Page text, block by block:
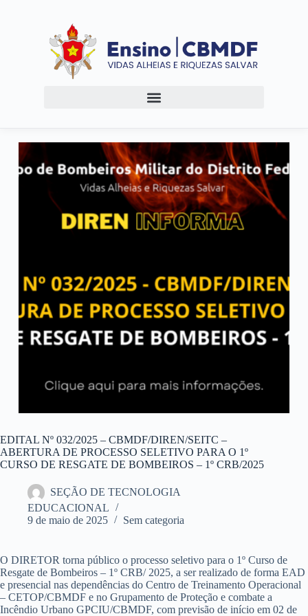
EDITAL Nº 032/2025 – CBMDF/DIREN/SEITC –
ABERTURA DE PROCESSO SELETIVO PARA O 1º
CURSO DE RESGATE DE BOMBEIROS – 1º CRB/2025
SEÇÃO DE TECNOLOGIA
EDUCACIONAL
9 de maio de 2025
Sem categoria
O DIRETOR torna público o processo seletivo para o 1º Curso de
Resgate de Bombeiros – 1º CRB/ 2025, a ser realizado de forma EAD
e presencial nas dependências do Centro de Treinamento Operacional
– CETOP/CBMDF e no Grupamento de Proteção e combate a
Incêndio Urbano GPCIU/CBMDF, com previsão de início em 02 de